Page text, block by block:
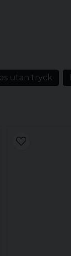
utan tryck